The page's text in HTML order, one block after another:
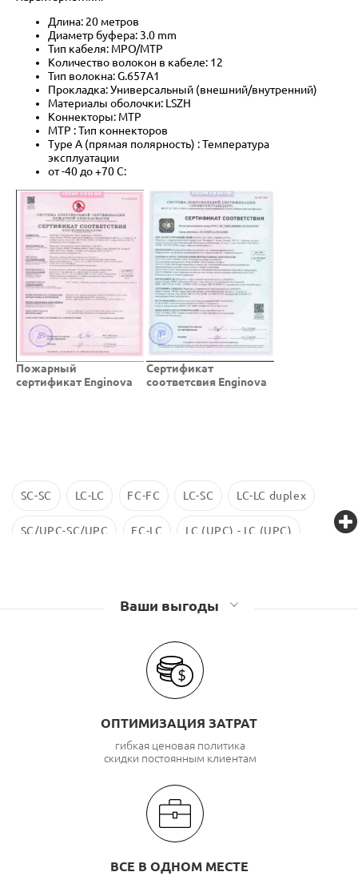
Длина: 20 метров
Диаметр буфера: 3.0 mm
Тип кабеля: MPO/MTP
Количество волокон в кабеле: 12
Тип волокна: G.657A1
Прокладка: Универсальный (внешний/внутренний)
Материалы оболочки: LSZH
Коннекторы: MTP
MTP : Тип коннекторов
Type A (прямая полярность) : Температура
эксплуатации
от -40 до +70 C:
Пожарный
сертификат Enginova
Cертификат
соответсвия Enginova
SC-SC LC-LC FC-FC LC-SC LC-LC duplex
SC/UPC-SC/UPC FC-LC LC (UPC) - LC (UPC)
Ваши выгоды
ОПТИМИЗАЦИЯ ЗАТРАТ
гибкая ценовая политика
скидки постоянным клиентам
ВСЕ В ОДНОМ МЕСТЕ